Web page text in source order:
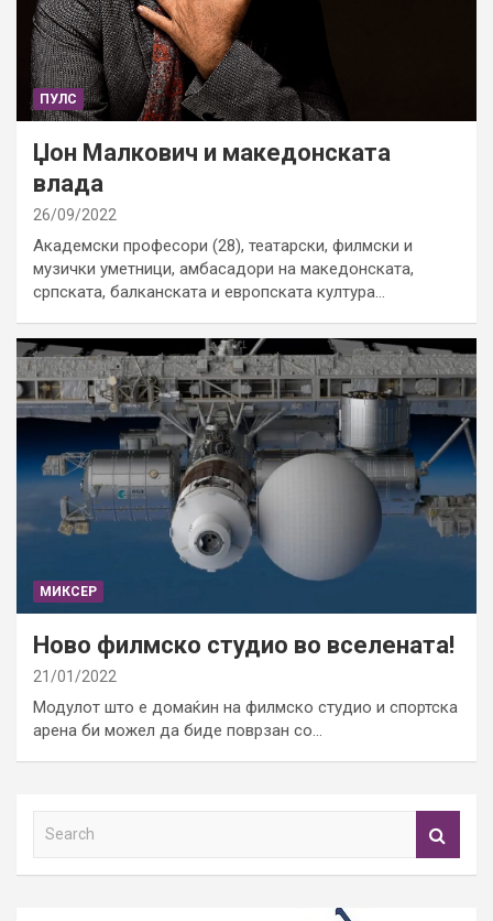
ПУЛС
Џон Малкович и македонската
влада
26/09/2022
Академски професори (28), театарски, филмски и
музички уметници, амбасадори на македонската,
српската, балканската и европската култура…
МИКСЕР
Ново филмско студио во вселената!
21/01/2022
Модулот што е домаќин на филмско студио и спортска
арена би можел да биде поврзан со…